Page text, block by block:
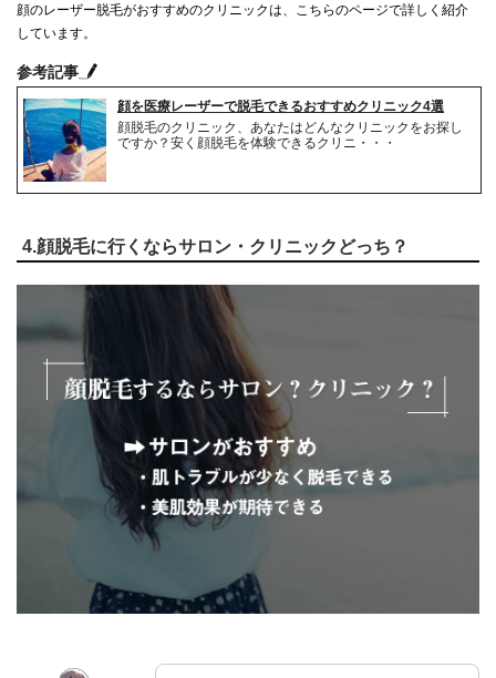
顔のレーザー脱毛がおすすめのクリニックは、こちらのページで詳しく紹介
しています。
参考記事
顔を医療レーザーで脱毛できるおすすめクリニック4選
顔脱毛のクリニック、あなたはどんなクリニックをお探し
ですか？安く顔脱毛を体験できるクリニ・・・
4.顔脱毛に行くならサロン・クリニックどっち？